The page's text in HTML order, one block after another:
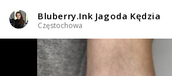
TATTOOARTIST
Bluberry.Ink Jagoda Kędzia
Częstochowa